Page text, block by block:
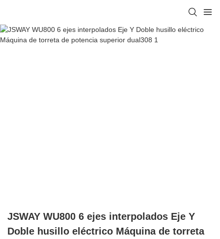
JSWAY WU800 6 ejes interpolados Eje Y
Doble husillo eléctrico Máquina de torreta